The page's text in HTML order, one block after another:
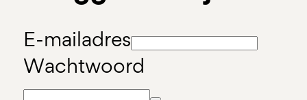
E-mailadres
Wachtwoord